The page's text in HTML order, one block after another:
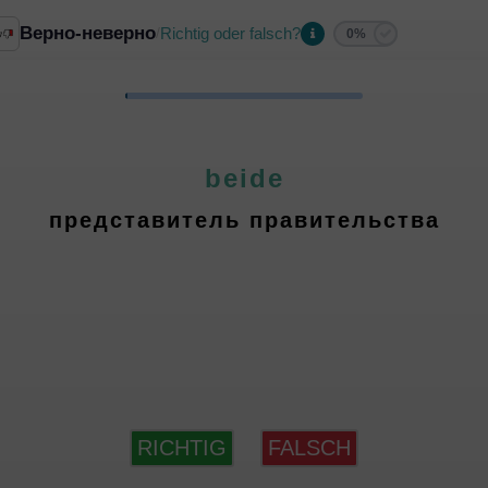
Верно-неверно/ Richtig oder falsch? 0%
beide
представитель правительства
RICHTIG FALSCH